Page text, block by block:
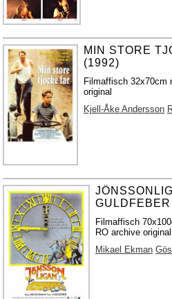
MIN STORE
(1992)
Filmaffisch 32x70cm
original
Kjell-Åke Andersson
Filmaffisch
RO archive original
Mikael Ekman